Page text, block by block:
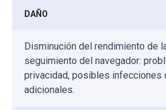
DAÑO
Disminución del rendimiento de
seguimiento del navegador:
privacidad, posibles infecciones
adicionales.